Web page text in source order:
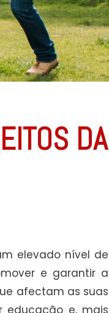
DA
elevado nível de
e garantir a
afectam as suas
educação e, mais